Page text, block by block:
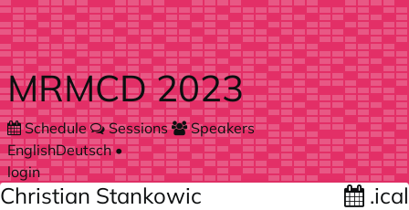
Skip to main content
MRMCD 2023
Schedule Sessions
Speakers
EnglishDeutsch•
login
Christian Stankowic .ical